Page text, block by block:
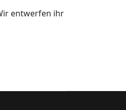
entwerfen ihr